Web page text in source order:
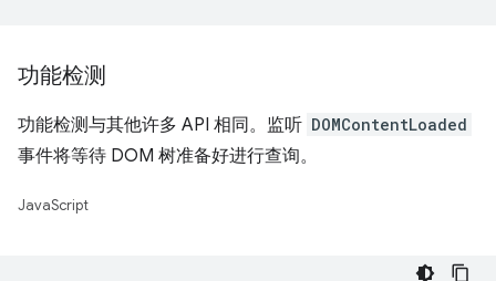
功能检测
功能检测与其他许多 API 相同。监听 DOMContentLoaded
事件将等待 DOM 树准备好进行查询。
JavaScript